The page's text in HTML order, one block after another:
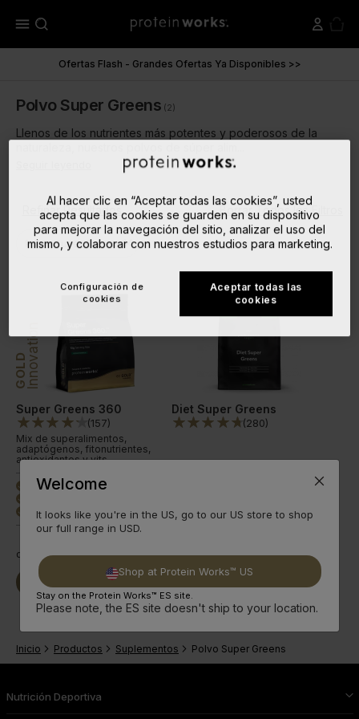
menu
Ofertas Flash - Grandes Ofertas Ya Disponibles >>
Polvo Super Greens (2)
Llenos de los nutrientes más potentes y poderosos de la
Refinar Resultados Borrar Todos los Filtros
Polvo Super Greensclose
GOLDInnovation
Super Greens 360
(157)
Mix de superalimentos,
adaptógenos, fitonutrientes,
antioxidantes y vits.
done Superalimento rico
done
done 4 sabores clásicos
desde18,99€
Comprar Ya
Seguir
leyendo
Diet Super Greens
(280)
desde33,77€
leyendo
Inicio Productos Suplementos Polvo Super Greens
Nutrición Deportiva
Al hacer clic en “Aceptar todas las cookies”, usted
acepta que las cookies se guarden en su dispositivo
para mejorar la navegación del sitio, analizar el uso del
mismo, y colaborar con nuestros estudios para marketing.
Aceptar todas las
cookies
Configuración de
cookies
Welcome
It looks like you're in the US, go to our US store to shop
our full range in USD.
Shop at Protein Works™ US
Stay on the Protein Works™ ES site.
Please note, the ES site doesn't ship to your location.